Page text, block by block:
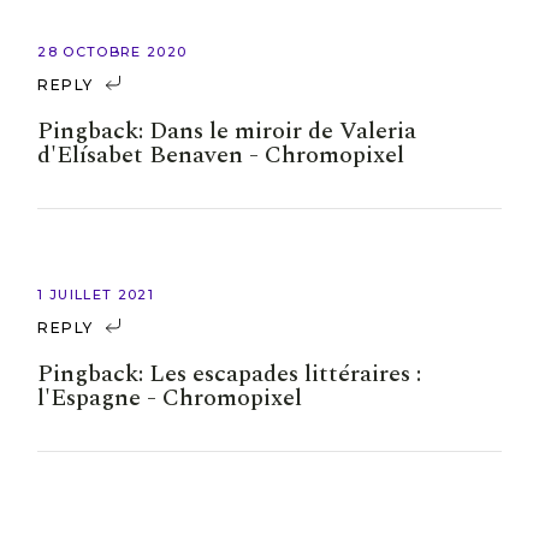
28 OCTOBRE 2020
REPLY
Pingback: Dans le miroir de Valeria
d'Elísabet Benaven - Chromopixel
1 JUILLET 2021
REPLY
Pingback: Les escapades littéraires :
l'Espagne - Chromopixel